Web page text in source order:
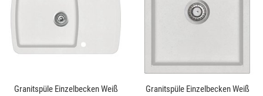
Granitspüle Einzelbecken Weiß Granitspüle Einzelbecken Weiß